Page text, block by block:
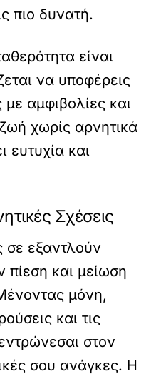
πιο δυνατή.
είναι
να υποφέρεις
αμφιβολίες και
χωρίς αρνητικά
ευτυχία και
Σχέσεις
σε εξαντλούν
πίεση και μείωση
μόνη,
και τις
στον
σου ανάγκες. Η